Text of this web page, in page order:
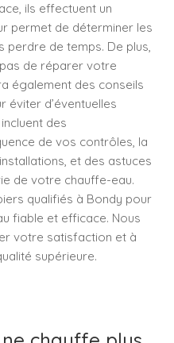
ils effectuent un
permet de déterminer les
perdre de temps. De plus,
de réparer votre
également des conseils
éviter d’éventuelles
des
de vos contrôles, la
et des astuces
de votre chauffe-eau.
qualifiés à Bondy pour
fiable et efficace. Nous
votre satisfaction et à
supérieure.